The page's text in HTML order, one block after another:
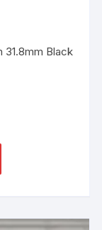
31.8mm Black